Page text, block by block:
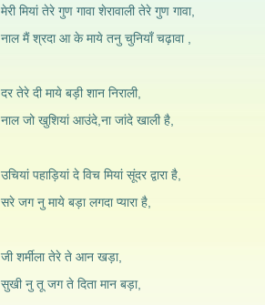
मेरी मियां तेरे गुण गावा शेरावाली तेरे गुण गावा,
नाल मैं श्रदा आ के माये तनु चुनियाँ चढ़ावा ,
दर तेरे दी माये बड़ी शान निराली,
नाल जो खुशियां आउंदे,ना जांदे खाली है,
उचियां पहाड़ियां दे विच मियां सूंदर द्वारा है,
सरे जग नु माये बड़ा लगदा प्यारा है,
जी शर्मीला तेरे ते आन खड़ा,
सुखी नु तू जग ते दिता मान बड़ा,